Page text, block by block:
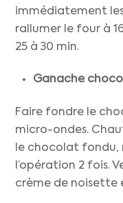
immédiatement
rallumer le four à
25 à 30 min.
Ganache
Faire fondre le
micro-ondes.
le chocolat fondu,
l’opération 2 fois.
crème de noisette